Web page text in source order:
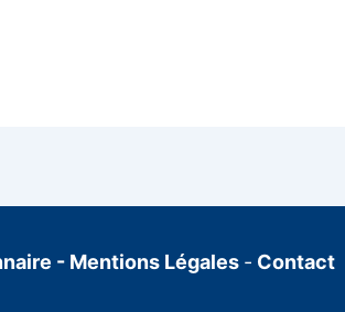
- Mentions Légales - Contact